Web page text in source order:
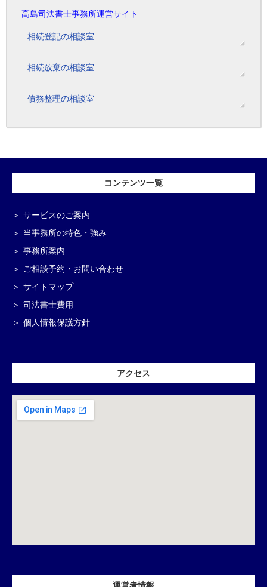
高島司法書士事務所運営サイト
相続登記の相談室
相続放棄の相談室
債務整理の相談室
コンテンツ一覧
サービスのご案内
当事務所の特色・強み
事務所案内
ご相談予約・お問い合わせ
サイトマップ
司法書士費用
個人情報保護方針
アクセス